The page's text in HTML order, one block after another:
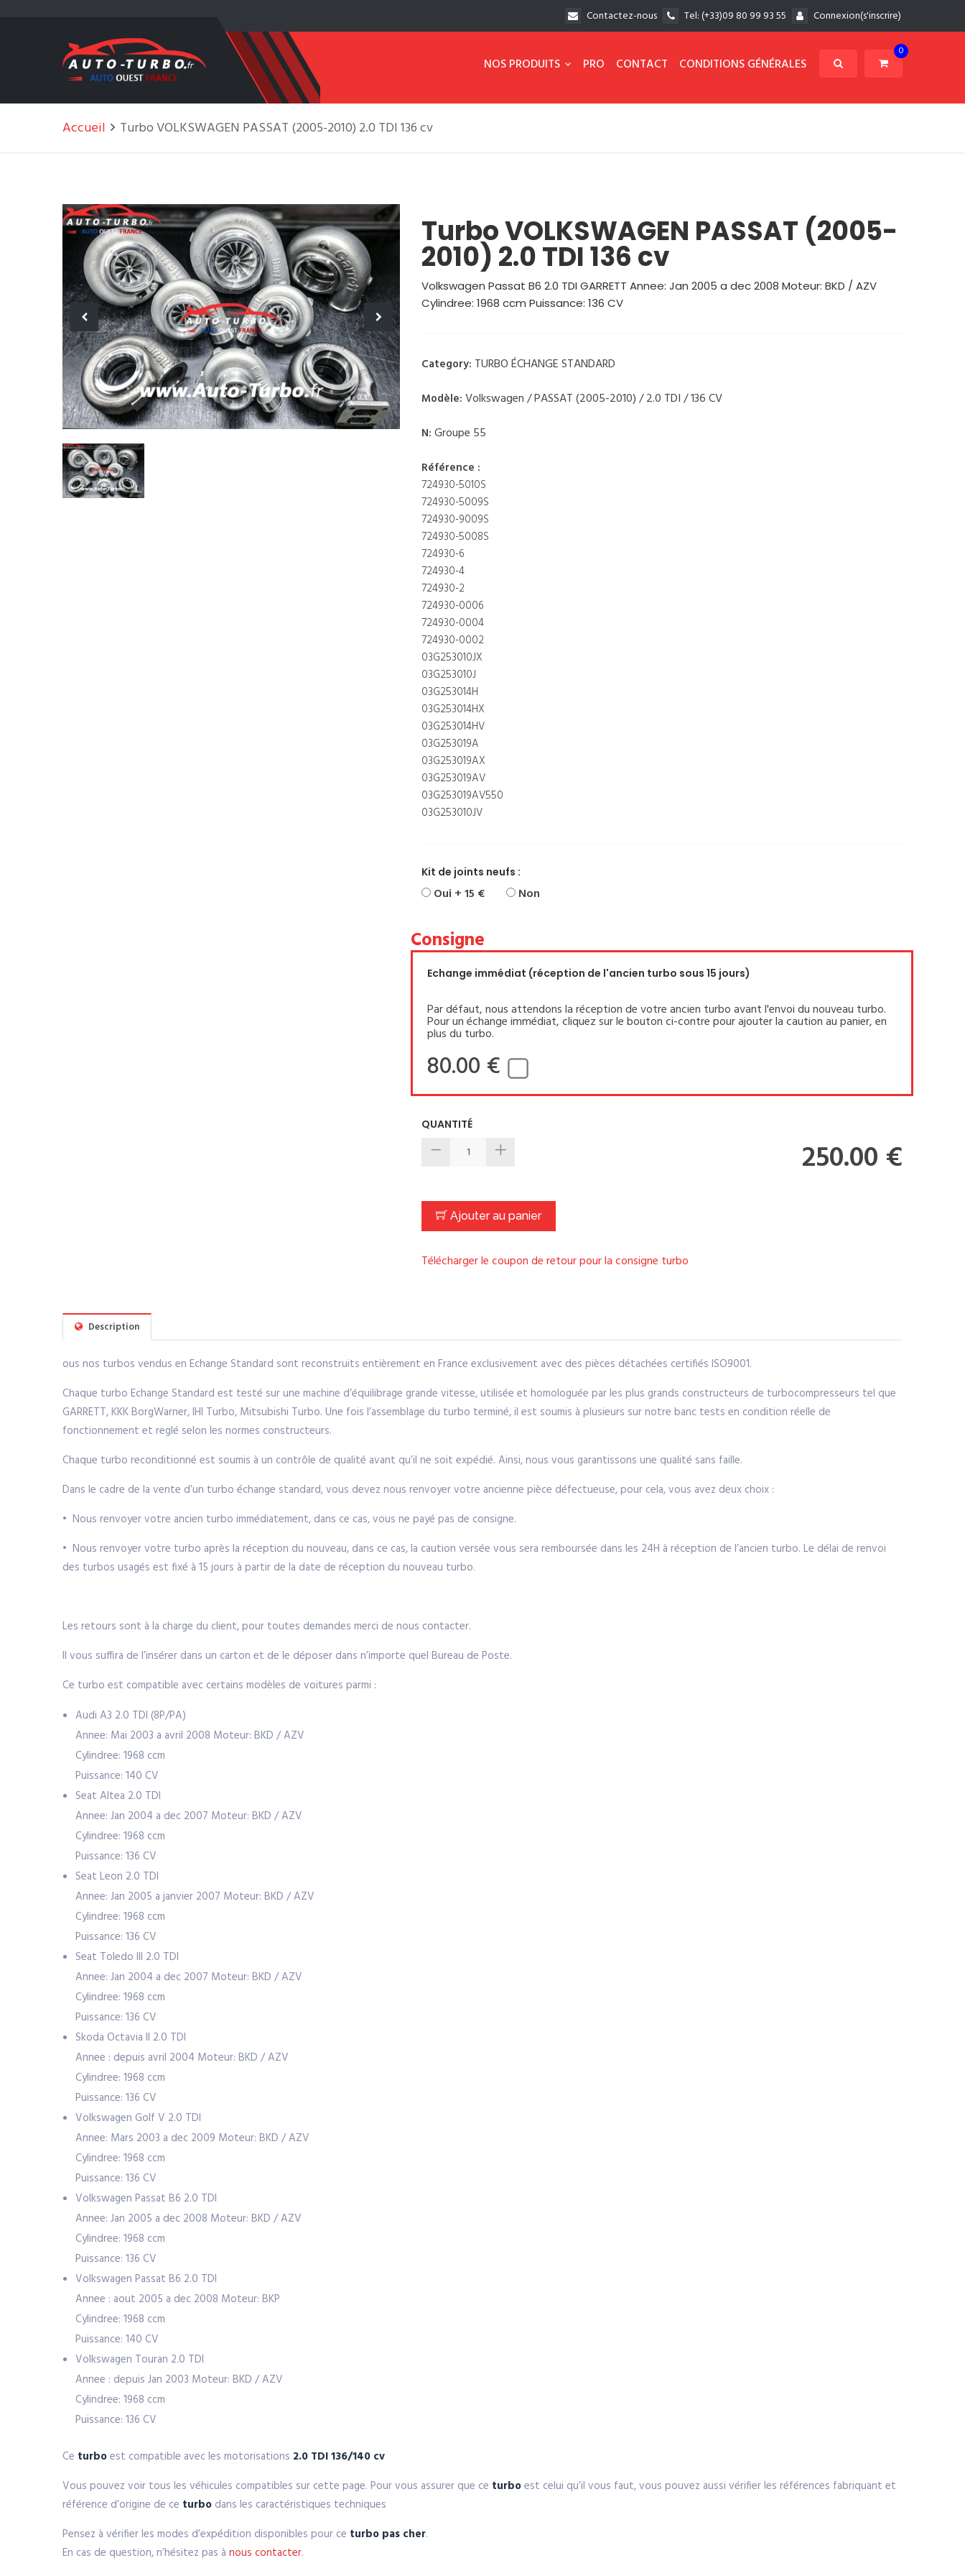
Contactez-nous Tel:(+33)09 80 99 93 55 Connexion(s'inscrire)
0
NOS PRODUITS PRO CONTACT CONDITIONS GÉNÉRALES
Accueil Turbo VOLKSWAGEN PASSAT (2005-2010) 2.0 TDI 136 cv
Turbo VOLKSWAGEN PASSAT (2005-
2010) 2.0 TDI 136 cv
Volkswagen Passat B6 2.0 TDI GARRETT Annee: Jan 2005 a dec 2008 Moteur: BKD / AZV
Cylindree: 1968 ccm Puissance: 136 CV
Category: TURBO ÉCHANGE STANDARD
Modèle: Volkswagen / PASSAT (2005-2010) / 2.0 TDI / 136 CV
N: Groupe 55
Référence :
724930-5010S
724930-5009S
724930-9009S
724930-5008S
724930-6
724930-4
724930-2
724930-0006
724930-0004
724930-0002
03G253010JX
03G253010J
03G253014H
03G253014HX
03G253014HV
03G253019A
03G253019AX
03G253019AV
03G253019AV550
03G253010JV
Kit de joints neufs :
Oui + 15 € Non
Consigne
Echange immédiat (réception de l'ancien turbo sous 15 jours)
Par défaut, nous attendons la réception de votre ancien turbo avant l'envoi du nouveau turbo.
Pour un échange immédiat, cliquez sur le bouton ci-contre pour ajouter la caution au panier, en
plus du turbo.
80.00 €
QUANTITÉ
250.00 €
Ajouter au panier
Télécharger le coupon de retour pour la consigne turbo
Description
ous nos turbos vendus en Echange Standard sont reconstruits entièrement en France exclusivement avec des pièces détachées certifiés ISO9001.
Chaque turbo Echange Standard est testé sur une machine d’équilibrage grande vitesse, utilisée et homologuée par les plus grands constructeurs de turbocompresseurs tel que
GARRETT, KKK BorgWarner, IHI Turbo, Mitsubishi Turbo. Une fois l’assemblage du turbo terminé, il est soumis à plusieurs sur notre banc tests en condition réelle de
fonctionnement et reglé selon les normes constructeurs.
Chaque turbo reconditionné est soumis à un contrôle de qualité avant qu’il ne soit expédié. Ainsi, nous vous garantissons une qualité sans faille.
Dans le cadre de la vente d’un turbo échange standard, vous devez nous renvoyer votre ancienne pièce défectueuse, pour cela, vous avez deux choix :
• Nous renvoyer votre ancien turbo immédiatement, dans ce cas, vous ne payé pas de consigne.
• Nous renvoyer votre turbo après la réception du nouveau, dans ce cas, la caution versée vous sera remboursée dans les 24H à réception de l’ancien turbo. Le délai de renvoi
des turbos usagés est fixé à 15 jours à partir de la date de réception du nouveau turbo.
Les retours sont à la charge du client, pour toutes demandes merci de nous contacter.
Il vous suffira de l’insérer dans un carton et de le déposer dans n’importe quel Bureau de Poste.
Ce turbo est compatible avec certains modèles de voitures parmi :
Audi A3 2.0 TDI (8P/PA)
Annee: Mai 2003 a avril 2008 Moteur: BKD / AZV
Cylindree: 1968 ccm
Puissance: 140 CV
Seat Altea 2.0 TDI
Annee: Jan 2004 a dec 2007 Moteur: BKD / AZV
Cylindree: 1968 ccm
Puissance: 136 CV
Seat Leon 2.0 TDI
Annee: Jan 2005 a janvier 2007 Moteur: BKD / AZV
Cylindree: 1968 ccm
Puissance: 136 CV
Seat Toledo III 2.0 TDI
Annee: Jan 2004 a dec 2007 Moteur: BKD / AZV
Cylindree: 1968 ccm
Puissance: 136 CV
Skoda Octavia II 2.0 TDI
Annee : depuis avril 2004 Moteur: BKD / AZV
Cylindree: 1968 ccm
Puissance: 136 CV
Volkswagen Golf V 2.0 TDI
Annee: Mars 2003 a dec 2009 Moteur: BKD / AZV
Cylindree: 1968 ccm
Puissance: 136 CV
Volkswagen Passat B6 2.0 TDI
Annee: Jan 2005 a dec 2008 Moteur: BKD / AZV
Cylindree: 1968 ccm
Puissance: 136 CV
Volkswagen Passat B6 2.0 TDI
Annee : aout 2005 a dec 2008 Moteur: BKP
Cylindree: 1968 ccm
Puissance: 140 CV
Volkswagen Touran 2.0 TDI
Annee : depuis Jan 2003 Moteur: BKD / AZV
Cylindree: 1968 ccm
Puissance: 136 CV
Ce turboest compatible avec les motorisations 2.0 TDI 136/140 cv
Vous pouvez voir tous les véhicules compatibles sur cette page. Pour vous assurer que ce turboest celui qu’il vous faut, vous pouvez aussi vérifier les références fabriquant et
référence d’origine de ce turbo dans les caractéristiques techniques
Pensez à vérifier les modes d’expédition disponibles pour ce turbo pas cher.
En cas de question, n’hésitez pas à nous contacter.